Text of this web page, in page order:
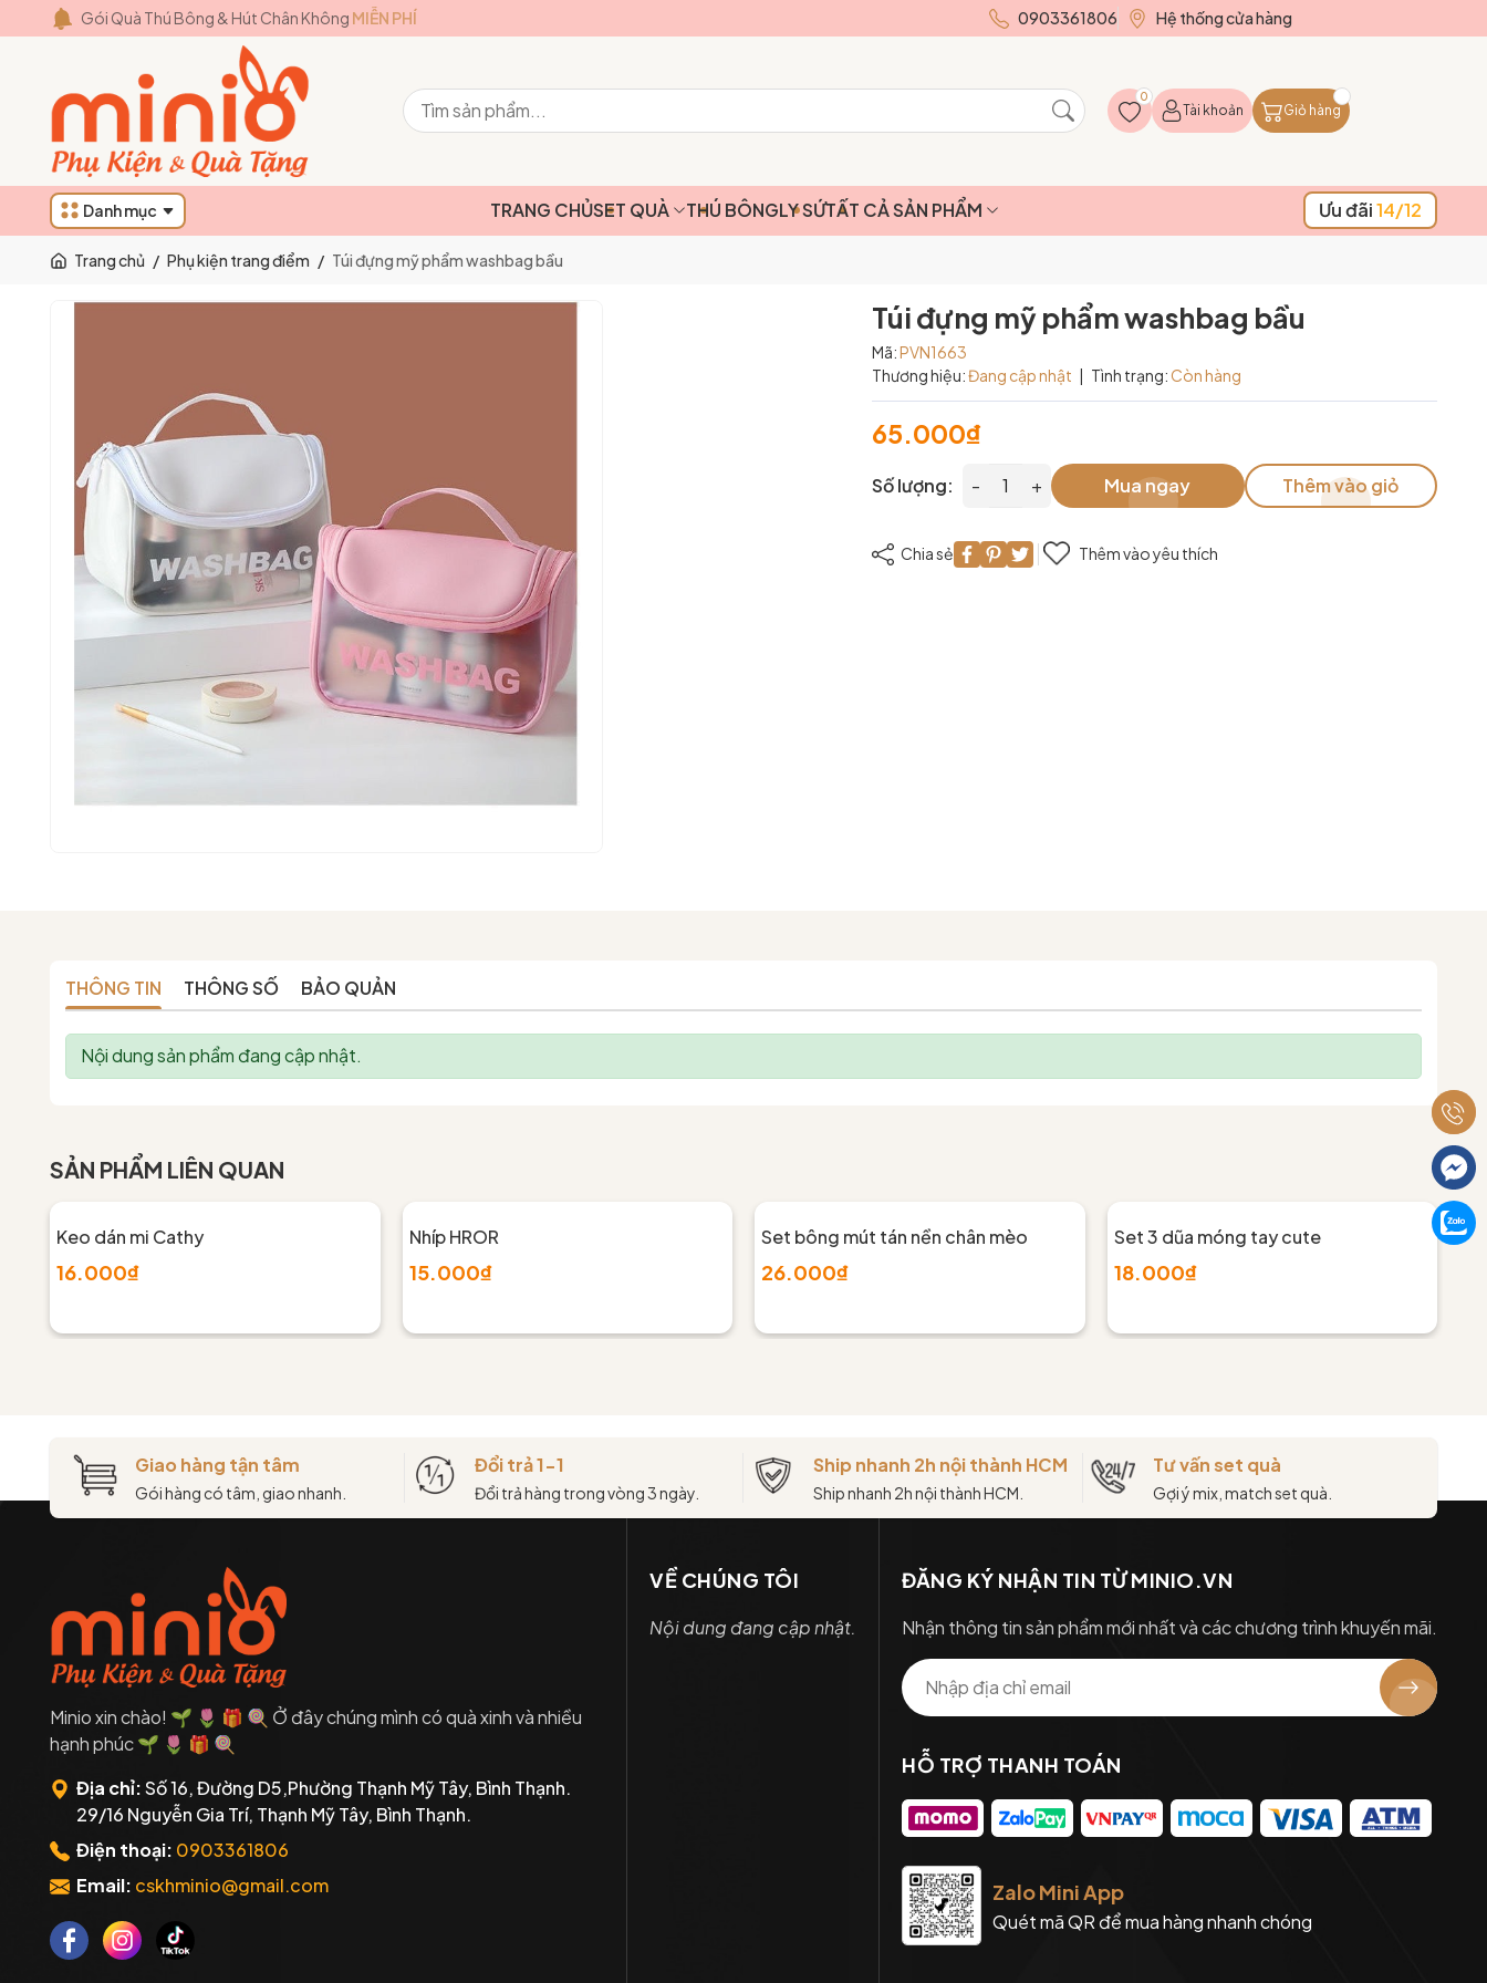
Gói Quà Thú Bông & Hút Chân Không MIỄN PHÍ 0903361806 Hệ thống cửa hàng
0
Tài khoản Giỏ hàng
Danh mục TRANG CHỦSET QUÀ THÚ BÔNGLY SỨTẤT CẢ SẢN PHẨM Ưu đãi14/12
Trang chủ / Phụ kiện trang điểm / Túi đựng mỹ phẩm washbag bầu
Túi đựng mỹ phẩm washbag bầu
Mã:PVN1663
Thương hiệu:Đang cập nhật | Tình trạng:Còn hàng
65.000₫
Số lượng: - + Mua ngay Thêm vào giỏ
Chia sẻ Thêm vào yêu thích
THÔNG TIN THÔNG SỐ BẢO QUẢN
Nội dung sản phẩm đang cập nhật.
SẢN PHẨM LIÊN QUAN
Keo dán mi Cathy
16.000₫
Nhíp HROR
15.000₫
Set bông mút tán nền chân mèo
26.000₫
Set 3 dũa móng tay cute
18.000₫
Giao hàng tận tâm
Gói hàng có tâm, giao nhanh.
Đổi trả 1-1
Đổi trả hàng trong vòng 3 ngày.
Ship nhanh 2h nội thành HCM
Ship nhanh 2h nội thành HCM.
Tư vấn set quà
Gợi ý mix, match set quà.
Minio xin chào! 🌱 🌷 🎁 🍭 Ở đây chúng mình có quà xinh và nhiều
hạnh phúc 🌱 🌷 🎁 🍭
Địa chỉ:Số 16, Đường D5,Phường Thạnh Mỹ Tây, Bình Thạnh.
29/16 Nguyễn Gia Trí, Thạnh Mỹ Tây, Bình Thạnh.
Điện thoại: 0903361806
Email: cskhminio@gmail.com
VỀ CHÚNG TÔI
Nội dung đang cập nhật.
ĐĂNG KÝ NHẬN TIN TỪ MINIO.VN
Nhận thông tin sản phẩm mới nhất và các chương trình khuyến mãi.
HỖ TRỢ THANH TOÁN
Zalo Mini App
Quét mã QR để mua hàng nhanh chóng